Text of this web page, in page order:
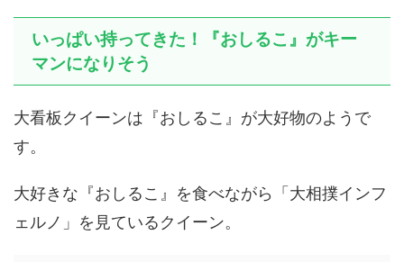
いっぱい持ってきた！『おしるこ』がキー
マンになりそう
大看板クイーンは『おしるこ』が大好物のようで
す。
大好きな『おしるこ』を食べながら「大相撲インフ
ェルノ」を見ているクイーン。